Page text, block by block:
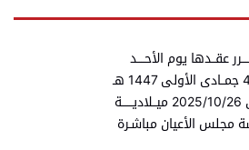
عقــدها يوم الأحــــد
مجلس الأعيان مباشـرة